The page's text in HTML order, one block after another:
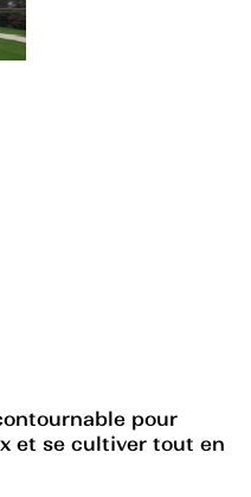
pour
et se cultiver tout en